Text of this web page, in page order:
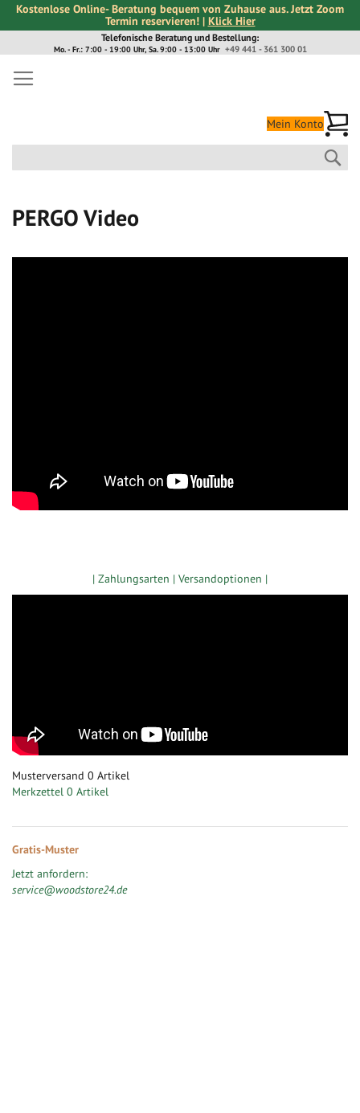
Kostenlose Online- Beratung bequem von Zuhause aus. Jetzt Zoom
Termin reservieren! | Klick Hier
zum
Inhalt
Telefonische Beratung und Bestellung:
+49 441 - 361 300 01
Mo. - Fr.: 7:00 - 19:00 Uhr, Sa. 9:00 - 13:00 Uhr
Mein Konto
PERGO Video
| Zahlungsarten | Versandoptionen |
Musterversand 0 Artikel
Merkzettel 0 Artikel
Gratis-Muster
Jetzt anfordern:
service@woodstore24.de